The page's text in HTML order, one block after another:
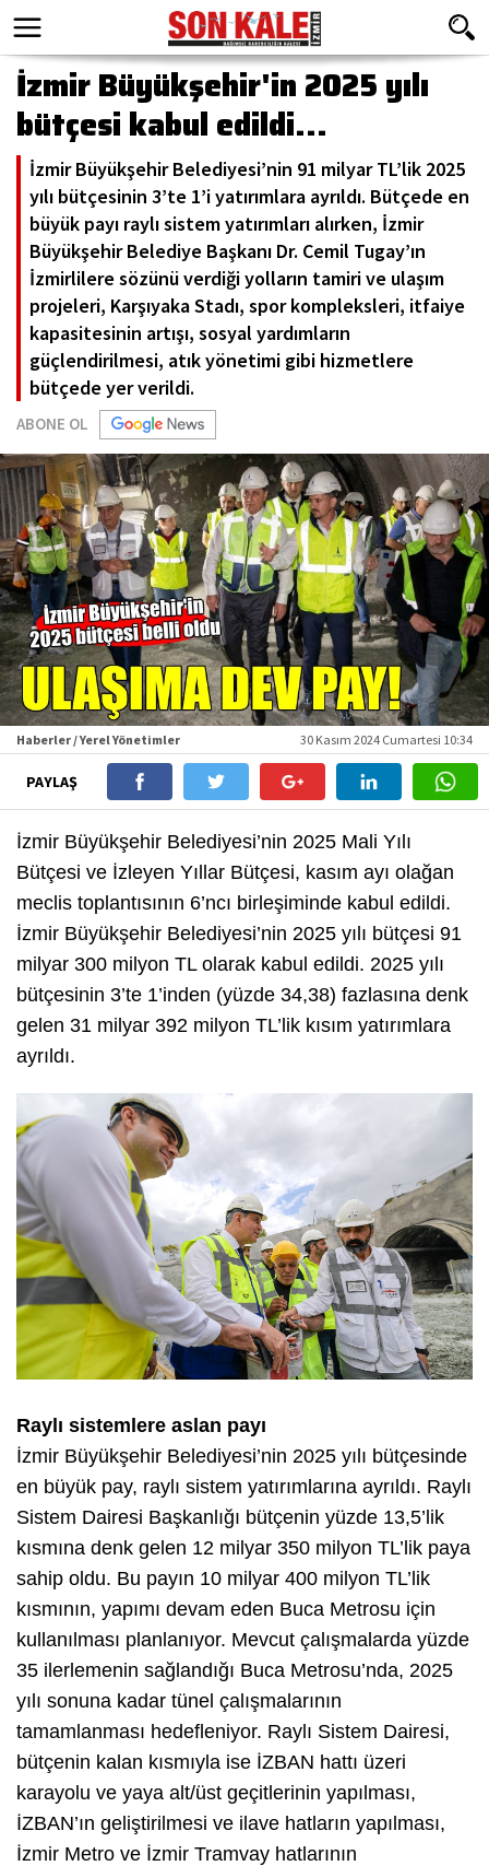
İzmir Büyükşehir'in 2025 yılı
bütçesi kabul edildi...
İzmir Büyükşehir Belediyesi’nin 91 milyar TL’lik 2025
yılı bütçesinin 3’te 1’i yatırımlara ayrıldı. Bütçede en
büyük payı raylı sistem yatırımları alırken, İzmir
Büyükşehir Belediye Başkanı Dr. Cemil Tugay’ın
İzmirlilere sözünü verdiği yolların tamiri ve ulaşım
projeleri, Karşıyaka Stadı, spor kompleksleri, itfaiye
kapasitesinin artışı, sosyal yardımların
güçlendirilmesi, atık yönetimi gibi hizmetlere
bütçede yer verildi.
ABONE OL
Haberler / Yerel Yönetimler 30 Kasım 2024 Cumartesi 10:34
PAYLAŞ
İzmir Büyükşehir Belediyesi’nin 2025 Mali Yılı
Bütçesi ve İzleyen Yıllar Bütçesi, kasım ayı olağan
meclis toplantısının 6’ncı birleşiminde kabul edildi.
İzmir Büyükşehir Belediyesi’nin 2025 yılı bütçesi 91
milyar 300 milyon TL olarak kabul edildi. 2025 yılı
bütçesinin 3’te 1’inden (yüzde 34,38) fazlasına denk
gelen 31 milyar 392 milyon TL’lik kısım yatırımlara
ayrıldı.
Raylı sistemlere aslan payı
İzmir Büyükşehir Belediyesi’nin 2025 yılı bütçesinde
en büyük pay, raylı sistem yatırımlarına ayrıldı. Raylı
Sistem Dairesi Başkanlığı bütçenin yüzde 13,5’lik
kısmına denk gelen 12 milyar 350 milyon TL’lik paya
sahip oldu. Bu payın 10 milyar 400 milyon TL’lik
kısmının, yapımı devam eden Buca Metrosu için
kullanılması planlanıyor. Mevcut çalışmalarda yüzde
35 ilerlemenin sağlandığı Buca Metrosu’nda, 2025
yılı sonuna kadar tünel çalışmalarının
tamamlanması hedefleniyor. Raylı Sistem Dairesi,
bütçenin kalan kısmıyla ise İZBAN hattı üzeri
karayolu ve yaya alt/üst geçitlerinin yapılması,
İZBAN’ın geliştirilmesi ve ilave hatların yapılması,
İzmir Metro ve İzmir Tramvay hatlarının